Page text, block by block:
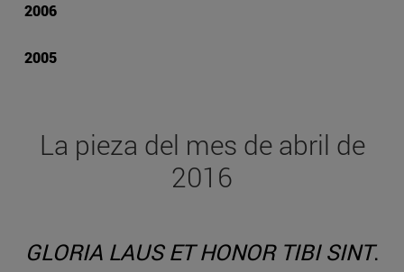
2006
2005
La pieza del mes de abril de
2016
GLORIA LAUS ET HONOR TIBI SINT.